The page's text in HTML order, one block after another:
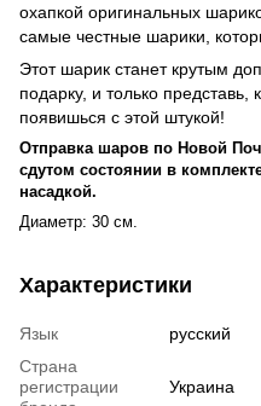
охапкой оригинальных
самые честные шарики,
Этот шарик станет крутым
подарку, и только представь,
появишься с этой штукой!
Отправка шаров по Новой
сдутом состоянии в
насадкой.
Диаметр: 30 см.
Характеристики
Язык
русский
Страна
регистрации
Украина